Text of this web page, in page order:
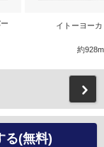
イトーヨー
約
る(無料)